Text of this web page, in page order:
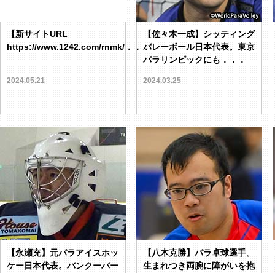
【新サイトURL
https://www.1242.com/rnmk/．．．
2024.05.21
【佐々木一成】シッティング
バレーボール日本代表。東京
パラリンピックにも．．．
2024.03.25
【永瀬充】元パラアイスホッ
ケー日本代表。バンクーバー
【八木克勝】パラ卓球選手。
生まれつき両腕に障がいを抱